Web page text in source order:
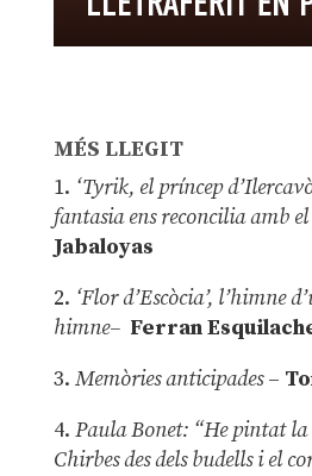
MÉS LLEGIT
1. ‘Tyrik, el príncep
fantasia ens reconcilia amb
Jabaloyas
2. ‘Flor d’Escòcia’, l’himne
himne– Ferran
3. Memòries anticipades–
4. Paula Bonet: “He pintat
Chirbes des dels budells i el